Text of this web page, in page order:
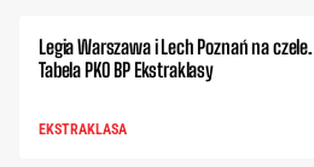
Legia Warszawa i Lech Poznań na czele.
Tabela PKO BP Ekstraklasy
EKSTRAKLASA